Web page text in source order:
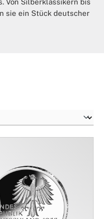
sie ein Stück deutscher